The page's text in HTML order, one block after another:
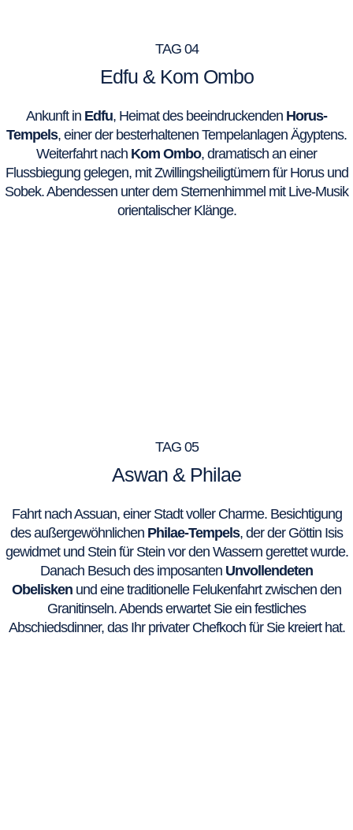
TAG 04
Edfu & Kom Ombo
Ankunft in Edfu, Heimat des beeindruckenden Horus-
Tempels, einer der besterhaltenen Tempelanlagen Ägyptens.
Weiterfahrt nach Kom Ombo, dramatisch an einer
Flussbiegung gelegen, mit Zwillingsheiligtümern für Horus und
Sobek. Abendessen unter dem Sternenhimmel mit Live-Musik
orientalischer Klänge.
TAG 05
Aswan & Philae
Fahrt nach Assuan, einer Stadt voller Charme. Besichtigung
des außergewöhnlichen Philae-Tempels, der der Göttin Isis
gewidmet und Stein für Stein vor den Wassern gerettet wurde.
Danach Besuch des imposanten Unvollendeten
Obelisken und eine traditionelle Felukenfahrt zwischen den
Granitinseln. Abends erwartet Sie ein festliches
Abschiedsdinner, das Ihr privater Chefkoch für Sie kreiert hat.